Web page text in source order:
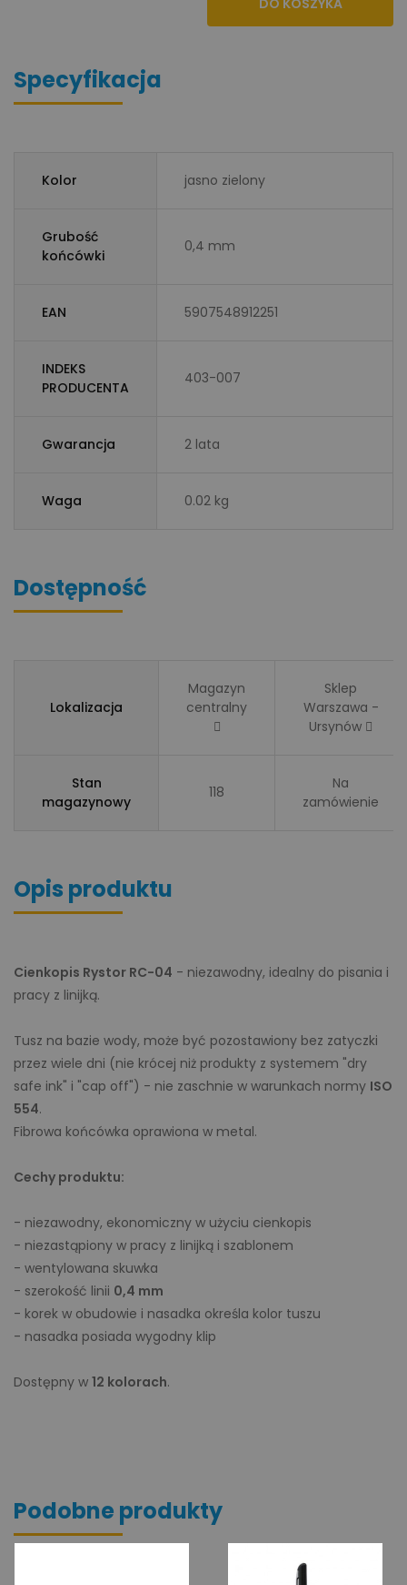
DO KOSZYKA
Specyfikacja
Kolor jasno zielony
Grubość
końcówki
0,4 mm
EAN 5907548912251
INDEKS
PRODUCENTA
403-007
Gwarancja 2 lata
Waga 0.02 kg
Dostępność
Lokalizacja
Magazyn
centralny
Sklep
Warszawa -
Ursynów
Stan
magazynowy
118
Na
zamówienie
Opis produktu
Cienkopis Rystor RC-04 - niezawodny, idealny do pisania i
pracy z linijką.
Tusz na bazie wody, może być pozostawiony bez zatyczki
przez wiele dni (nie krócej niż produkty z systemem "dry
safe ink" i "cap off") - nie zaschnie w warunkach normy ISO
554.
Fibrowa końcówka oprawiona w metal.
Cechy produktu:
- niezawodny, ekonomiczny w użyciu cienkopis
- niezastąpiony w pracy z linijką i szablonem
- wentylowana skuwka
- szerokość linii 0,4 mm
- korek w obudowie i nasadka określa kolor tuszu
- nasadka posiada wygodny klip
Dostępny w 12 kolorach.
Podobne produkty